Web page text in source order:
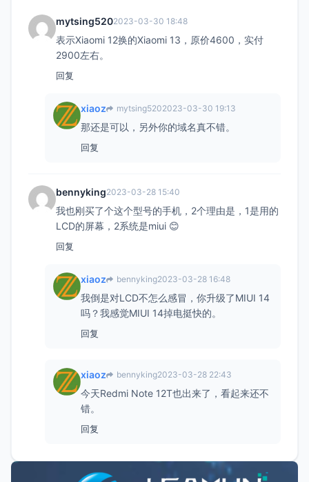
mytsing5202023-03-30 18:48
表示Xiaomi 12换的Xiaomi 13，原价4600，实付
2900左右。
回复
xiaoz mytsing5202023-03-30 19:13
那还是可以，另外你的域名真不错。
回复
bennyking2023-03-28 15:40
我也刚买了个这个型号的手机，2个理由是，1是用的
LCD的屏幕，2系统是miui 😊
回复
xiaoz bennyking2023-03-28 16:48
我倒是对LCD不怎么感冒，你升级了MIUI 14
吗？我感觉MIUI 14掉电挺快的。
回复
xiaoz bennyking2023-03-28 22:43
今天Redmi Note 12T也出来了，看起来还不
错。
回复